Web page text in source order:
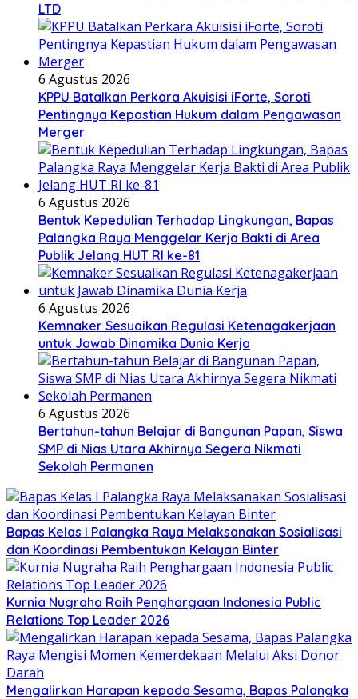
LTD
6 Agustus 2026
KPPU Batalkan Perkara Akuisisi iForte, Soroti
Pentingnya Kepastian Hukum dalam Pengawasan
Merger
6 Agustus 2026
Bentuk Kepedulian Terhadap Lingkungan, Bapas
Palangka Raya Menggelar Kerja Bakti di Area
Publik Jelang HUT RI ke-81
6 Agustus 2026
Kemnaker Sesuaikan Regulasi Ketenagakerjaan
untuk Jawab Dinamika Dunia Kerja
6 Agustus 2026
Bertahun-tahun Belajar di Bangunan Papan, Siswa
SMP di Nias Utara Akhirnya Segera Nikmati
Sekolah Permanen
Bapas Kelas I Palangka Raya Melaksanakan Sosialisasi
dan Koordinasi Pembentukan Kelayan Binter
Kurnia Nugraha Raih Penghargaan Indonesia Public
Relations Top Leader 2026
Mengalirkan Harapan kepada Sesama, Bapas Palangka